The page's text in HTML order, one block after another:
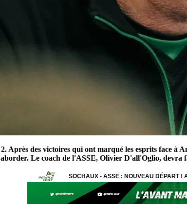
Après des victoires qui ont marqué les esprits face
Le coach de l'ASSE, Olivier D'all'Oglio, devra